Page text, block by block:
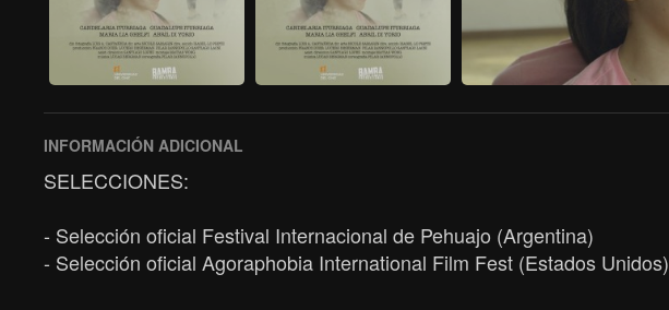
INFORMACIÓN ADICIONAL
SELECCIONES:
- Selección oficial Festival Internacional de Pehuajo (Argentina)
- Selección oficial Agoraphobia International Film Fest (Estados Unidos)